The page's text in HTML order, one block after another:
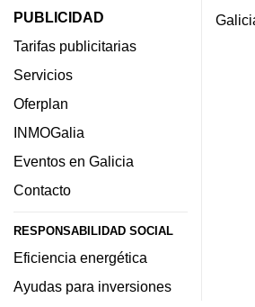
PUBLICIDAD
Tarifas publicitarias
Servicios
Oferplan
INMOGalia
Eventos en Galicia
Contacto
RESPONSABILIDAD SOCIAL
Eficiencia energética
Ayudas para inversiones